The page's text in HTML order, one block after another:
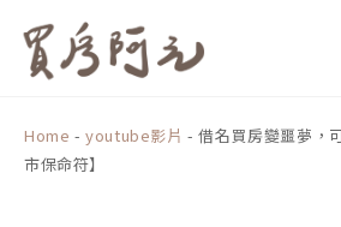
Home -youtube影片 -借名買房變噩夢，
市保命符】